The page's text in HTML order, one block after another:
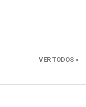
VER TODOS »